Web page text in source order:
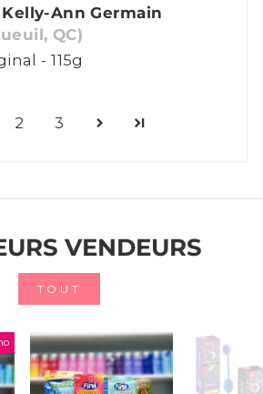
Kelly-Ann Germain
QC)
- 115g
2 3
VENDEURS
TOUT